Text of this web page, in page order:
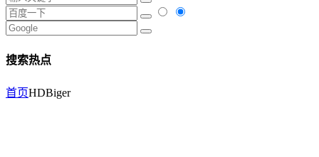
搜索热点
首页HDBiger